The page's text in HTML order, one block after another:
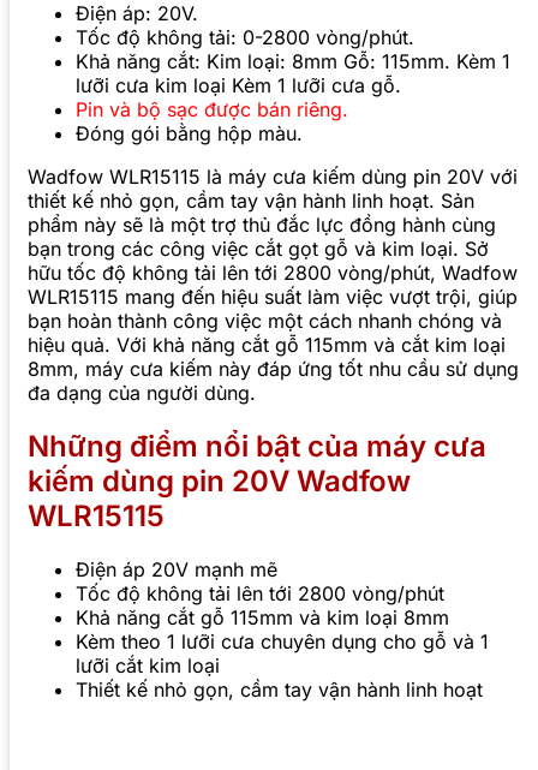
Điện áp: 20V.
Tốc độ không tải: 0-2800 vòng/phút.
Khả năng cắt: Kim loại: 8mm Gỗ: 115mm. Kèm 1
lưỡi cưa kim loại Kèm 1 lưỡi cưa gỗ.
Pin và bộ sạc được bán riêng.
Đóng gói bằng hộp màu.
Wadfow WLR15115 là máy cưa kiếm dùng pin 20V với
thiết kế nhỏ gọn, cầm tay vận hành linh hoạt. Sản
phẩm này sẽ là một trợ thủ đắc lực đồng hành cùng
bạn trong các công việc cắt gọt gỗ và kim loại. Sở
hữu tốc độ không tải lên tới 2800 vòng/phút, Wadfow
WLR15115 mang đến hiệu suất làm việc vượt trội, giúp
bạn hoàn thành công việc một cách nhanh chóng và
hiệu quả. Với khả năng cắt gỗ 115mm và cắt kim loại
8mm, máy cưa kiếm này đáp ứng tốt nhu cầu sử dụng
đa dạng của người dùng.
Những điểm nổi bật của máy cưa
kiếm dùng pin 20V Wadfow
WLR15115
Điện áp 20V mạnh mẽ
Tốc độ không tải lên tới 2800 vòng/phút
Khả năng cắt gỗ 115mm và kim loại 8mm
Kèm theo 1 lưỡi cưa chuyên dụng cho gỗ và 1
lưỡi cắt kim loại
Thiết kế nhỏ gọn, cầm tay vận hành linh hoạt